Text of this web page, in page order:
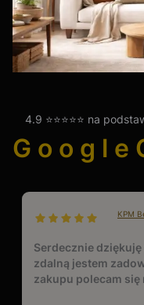
4.9 ⭐⭐⭐⭐⭐ na
G o o g l e
dał ocenę: 5
KPM
Serdecznie dziękuję
zdalną jestem
zakupu polecam się